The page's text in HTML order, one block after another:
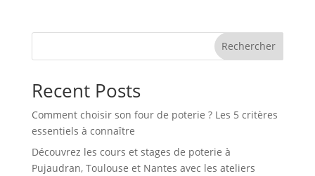
Rechercher
Recent Posts
Comment choisir son four de poterie ? Les 5 critères
essentiels à connaître
Découvrez les cours et stages de poterie à
Pujaudran, Toulouse et Nantes avec les ateliers